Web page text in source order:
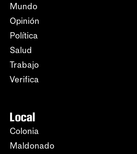
Mundo
Opinión
Política
Salud
Trabajo
Verifica
Local
Colonia
Maldonado